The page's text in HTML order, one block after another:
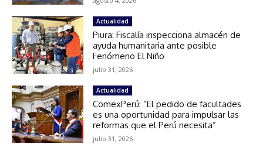
Actualidad
Piura: Fiscalía inspecciona almacén de
ayuda humanitaria ante posible
Fenómeno El Niño
julio 31, 2026
Actualidad
ComexPerú: “El pedido de facultades
es una oportunidad para impulsar las
reformas que el Perú necesita”
julio 31, 2026